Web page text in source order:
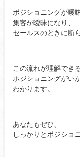
ポジショニングが曖
集客が曖昧になり、
セールスのときに断
この流れが理解でき
ポジショニングがい
わかります。
あなたもぜひ、
しっかりとポジショ